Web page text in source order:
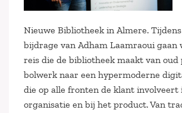
Nieuwe Bibliotheek in Almere.
bijdrage van Adham Laamraoui gaan
reis die de bibliotheek maakt van oud
bolwerk naar een hypermoderne
die op alle fronten de klant involveert
organisatie en bij het product. Van